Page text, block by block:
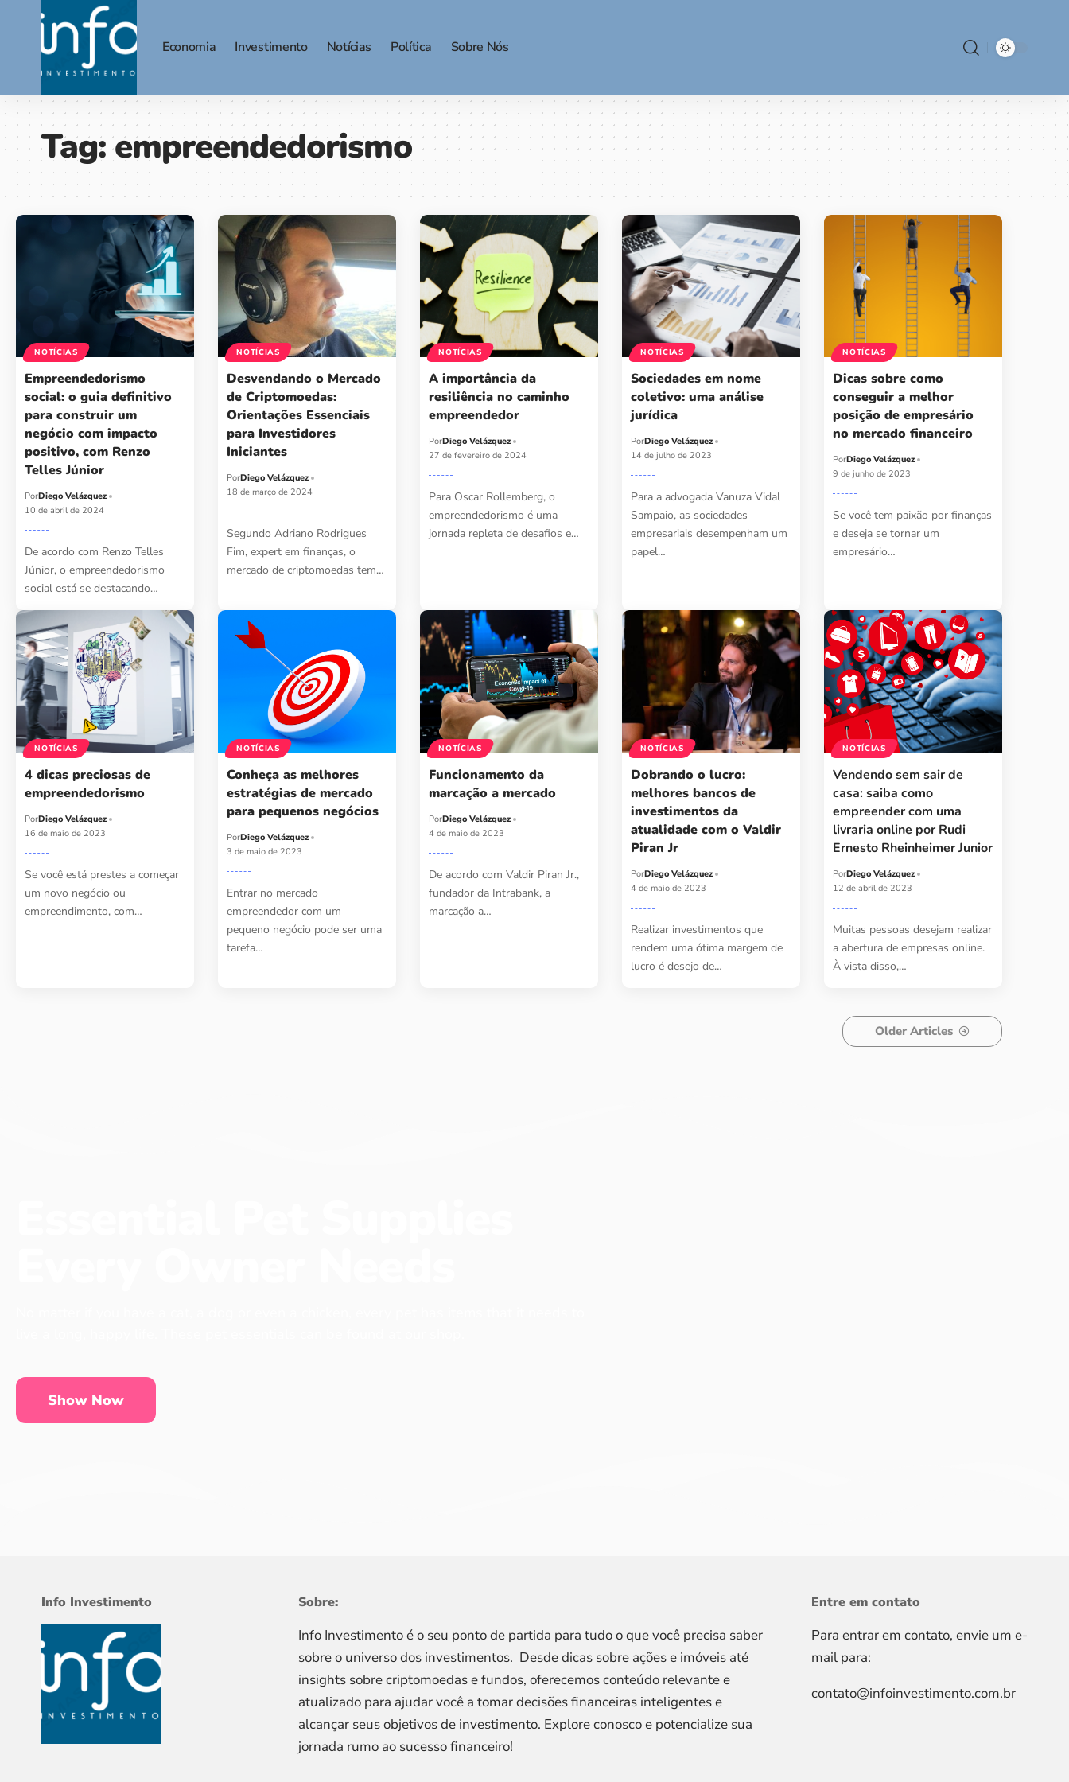
Economia Investimento Notícias Política Sobre Nós
Tag:empreendedorismo
NOTÍCIAS
Empreendedorismo
social: o guia definitivo
para construir um
negócio com impacto
positivo, com Renzo
Telles Júnior
PorDiego Velázquez
10 de abril de 2024
De acordo com Renzo Telles
Júnior, o empreendedorismo
social está se destacando…
NOTÍCIAS
Desvendando o Mercado
de Criptomoedas:
Orientações Essenciais
para Investidores
Iniciantes
PorDiego Velázquez
18 de março de 2024
Segundo Adriano Rodrigues
Fim, expert em finanças, o
mercado de criptomoedas tem…
NOTÍCIAS
A importância da
resiliência no caminho
empreendedor
PorDiego Velázquez
27 de fevereiro de 2024
Para Oscar Rollemberg, o
empreendedorismo é uma
jornada repleta de desafios e…
NOTÍCIAS
Sociedades em nome
coletivo: uma análise
jurídica
PorDiego Velázquez
14 de julho de 2023
Para a advogada Vanuza Vidal
Sampaio, as sociedades
empresariais desempenham um
papel…
NOTÍCIAS
Dicas sobre como
conseguir a melhor
posição de empresário
no mercado financeiro
PorDiego Velázquez
9 de junho de 2023
Se você tem paixão por finanças
e deseja se tornar um
empresário…
NOTÍCIAS
4 dicas preciosas de
empreendedorismo
PorDiego Velázquez
16 de maio de 2023
Se você está prestes a começar
um novo negócio ou
empreendimento, com…
NOTÍCIAS
Conheça as melhores
estratégias de mercado
para pequenos negócios
PorDiego Velázquez
3 de maio de 2023
Entrar no mercado
empreendedor com um
pequeno negócio pode ser uma
tarefa…
NOTÍCIAS
Funcionamento da
marcação a mercado
PorDiego Velázquez
4 de maio de 2023
De acordo com Valdir Piran Jr.,
fundador da Intrabank, a
marcação a…
NOTÍCIAS
Dobrando o lucro:
melhores bancos de
investimentos da
atualidade com o Valdir
Piran Jr
PorDiego Velázquez
4 de maio de 2023
Realizar investimentos que
rendem uma ótima margem de
lucro é desejo de…
NOTÍCIAS
Vendendo sem sair de
casa: saiba como
empreender com uma
livraria online por Rudi
Ernesto Rheinheimer Junior
PorDiego Velázquez
12 de abril de 2023
Muitas pessoas desejam realizar
a abertura de empresas online.
À vista disso,…
Older Articles
Show Now
Info Investimento Sobre:
Info Investimento é o seu ponto de partida para tudo o que você precisa saber
sobre o universo dos investimentos. Desde dicas sobre ações e imóveis até
insights sobre criptomoedas e fundos, oferecemos conteúdo relevante e
atualizado para ajudar você a tomar decisões financeiras inteligentes e
alcançar seus objetivos de investimento. Explore conosco e potencialize sua
jornada rumo ao sucesso financeiro!
Entre em contato
Para entrar em contato, envie um e-
mail para:
contato@infoinvestimento.com.br